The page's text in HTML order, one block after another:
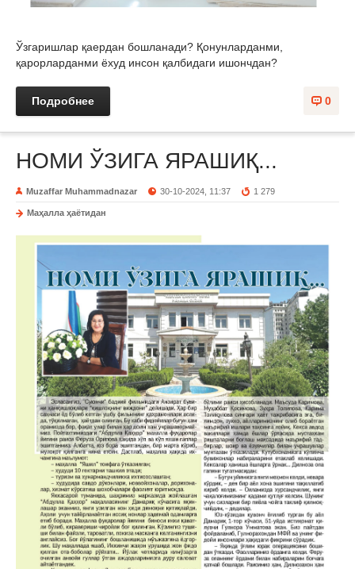
Ўзгаришлар қаердан бошланади? Қонунларданми,
қарорларданми ёхуд инсон қалбидаги ишончдан?
0
Подробнее
НОМИ ЎЗИГА ЯРАШИҚ...
Muzaffar Muhammadnazar 30-10-2024, 11:37 1 279
Маҳалла ҳаётидан